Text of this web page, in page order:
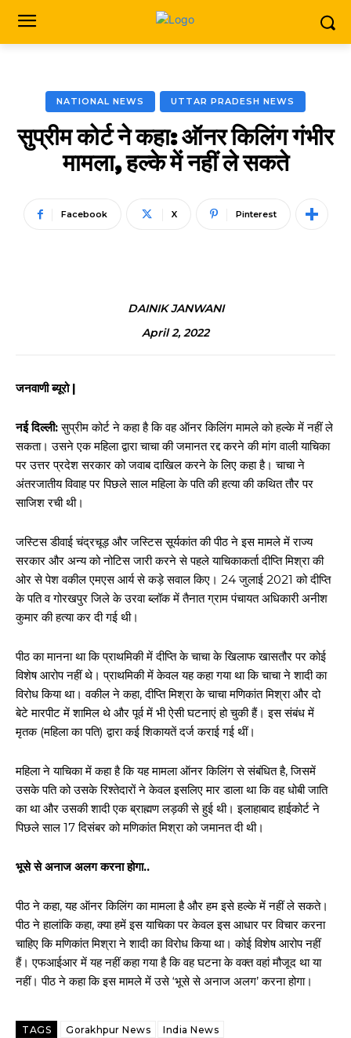
NATIONAL NEWS UTTAR PRADESH NEWS
सुप्रीम कोर्ट ने कहा: ऑनर किलिंग गंभीर
मामला, हल्के में नहीं ले सकते
Facebook X Pinterest
DAINIK JANWANI
April 2, 2022
जनवाणी ब्यूरो |
नई दिल्ली:सुप्रीम कोर्ट ने कहा है कि वह ऑनर किलिंग मामले को हल्के में नहीं ले
सकता। उसने एक महिला द्वारा चाचा की जमानत रद्द करने की मांग वाली याचिका
पर उत्तर प्रदेश सरकार को जवाब दाखिल करने के लिए कहा है। चाचा ने
अंतरजातीय विवाह पर पिछले साल महिला के पति की हत्या की कथित तौर पर
साजिश रची थी।
जस्टिस डीवाई चंद्रचूड़ और जस्टिस सूर्यकांत की पीठ ने इस मामले में राज्य
सरकार और अन्य को नोटिस जारी करने से पहले याचिकाकर्ता दीप्ति मिश्रा की
ओर से पेश वकील एमएस आर्य से कड़े सवाल किए। 24 जुलाई 2021 को दीप्ति
के पति व गोरखपुर जिले के उरवा ब्लॉक में तैनात ग्राम पंचायत अधिकारी अनीश
कुमार की हत्या कर दी गई थी।
पीठ का मानना था कि प्राथमिकी में दीप्ति के चाचा के खिलाफ खासतौर पर कोई
विशेष आरोप नहीं थे। प्राथमिकी में केवल यह कहा गया था कि चाचा ने शादी का
विरोध किया था। वकील ने कहा, दीप्ति मिश्रा के चाचा मणिकांत मिश्रा और दो
बेटे मारपीट में शामिल थे और पूर्व में भी ऐसी घटनाएं हो चुकी हैं। इस संबंध में
मृतक (महिला का पति) द्वारा कई शिकायतें दर्ज कराई गई थीं।
महिला ने याचिका में कहा है कि यह मामला ऑनर किलिंग से संबंधित है, जिसमें
उसके पति को उसके रिश्तेदारों ने केवल इसलिए मार डाला था कि वह धोबी जाति
का था और उसकी शादी एक ब्राह्मण लड़की से हुई थी। इलाहाबाद हाईकोर्ट ने
पिछले साल 17 दिसंबर को मणिकांत मिश्रा को जमानत दी थी।
भूसे से अनाज अलग करना होगा..
पीठ ने कहा, यह ऑनर किलिंग का मामला है और हम इसे हल्के में नहीं ले सकते।
पीठ ने हालांकि कहा, क्या हमें इस याचिका पर केवल इस आधार पर विचार करना
चाहिए कि मणिकांत मिश्रा ने शादी का विरोध किया था। कोई विशेष आरोप नहीं
हैं। एफआईआर में यह नहीं कहा गया है कि वह घटना के वक्त वहां मौजूद था या
नहीं। पीठ ने कहा कि इस मामले में उसे ‘भूसे से अनाज अलग’ करना होगा।
TAGS Gorakhpur News
India News